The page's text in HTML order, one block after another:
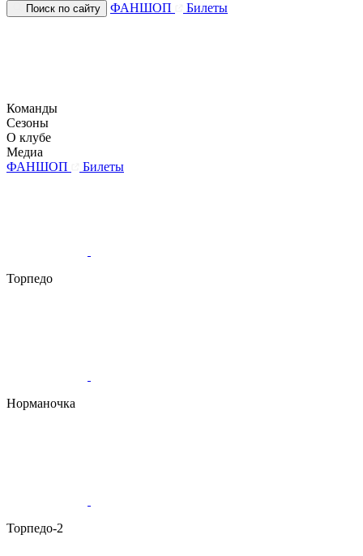
Поиск по сайту ФАНШОП Билеты
Команды
Сезоны
О клубе
Медиа
ФАНШОП
Билеты
Торпедо
Норманочка
Торпедо-2